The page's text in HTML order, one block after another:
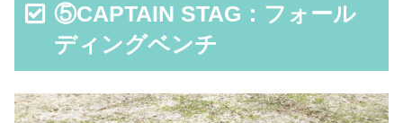
⑤CAPTAIN STAG：フォール
ディングベンチ